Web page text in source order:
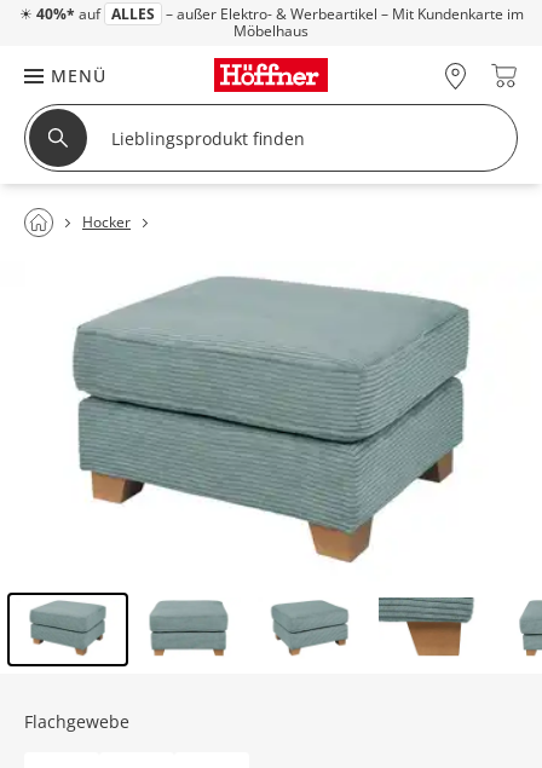
☀ 40%* auf ALLES – außer Elektro- & Werbeartikel – Mit Kundenkarte im
Möbelhaus
MENÜ
Hocker
Flachgewebe